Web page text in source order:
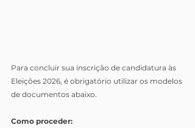
Para concluir sua inscrição de candidatura às
Eleições 2026, é obrigatório utilizar os modelos
de documentos abaixo.
Como proceder: